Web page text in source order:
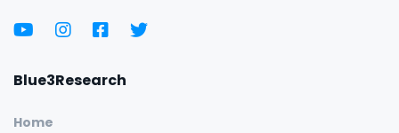
Blue3Research
Home